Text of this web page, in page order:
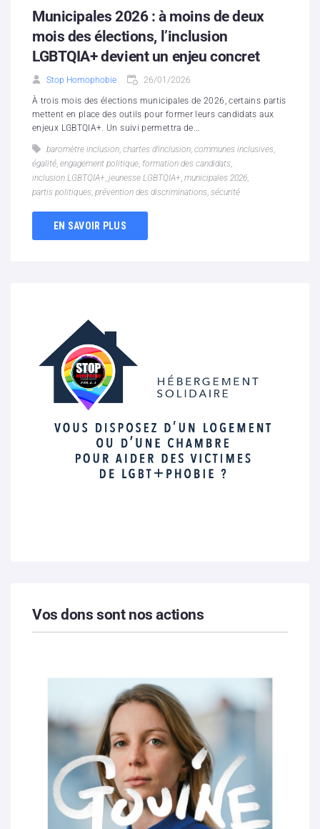
Municipales 2026 : à moins de deux
mois des élections, l’inclusion
LGBTQIA+ devient un enjeu concret
Stop Homophobie 26/01/2026
À trois mois des élections municipales de 2026, certains partis
mettent en place des outils pour former leurs candidats aux
enjeux LGBTQIA+. Un suivi permettra de...
baromètre inclusion, chartes d’inclusion, communes inclusives,
égalité, engagement politique, formation des candidats,
inclusion LGBTQIA+, jeunesse LGBTQIA+, municipales 2026,
partis politiques, prévention des discriminations, sécurité
EN SAVOIR PLUS
Vos dons sont nos actions